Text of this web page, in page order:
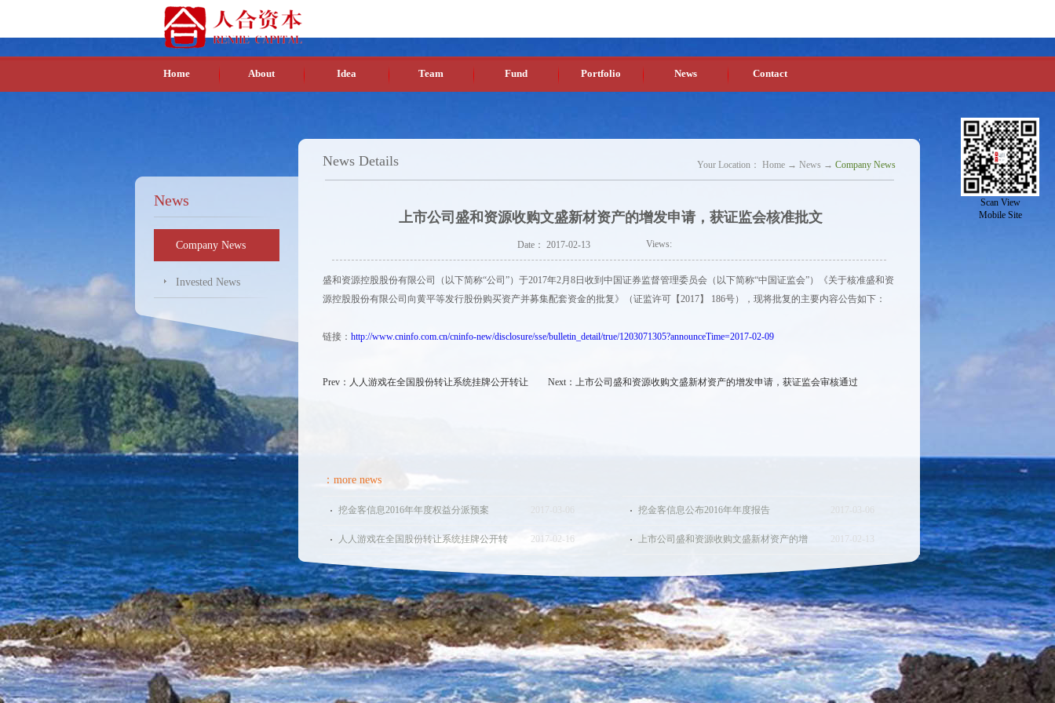
Home About Idea Team Fund Portfolio News Contact
News
Company News
Invested News
News Details Your Location： Home → News → Company News
上市公司盛和资源收购文盛新材资产的增发申请，获证监会核准批文
Date： 2017-02-13 Views:
盛和资源控股股份有限公司（以下简称“公司”）于2017年2月8日收到中国证券监督管理委员会（以下简称“中国证监会”）《关于核准盛和资
源控股股份有限公司向黄平等发行股份购买资产并募集配套资金的批复》（证监许可【2017】 186号），现将批复的主要内容公告如下：
链接： http://www.cninfo.com.cn/cninfo-new/disclosure/sse/bulletin_detail/true/1203071305?announceTime=2017-02-09
Prev： 人人游戏在全国股份转让系统挂牌公开转让 Next： 上市公司盛和资源收购文盛新材资产的增发申请，获证监会审核通过
：more news
挖金客信息2016年年度权益分派预案 2017- 挖金客信息公布2016年年度报告 2017 - -
人人游戏在全国股份转让系统挂牌公开转
让
2017- 02- 16 上市公司盛和资源收购文盛新材资产的增 2017- 02-
Scan View
Mobile Site